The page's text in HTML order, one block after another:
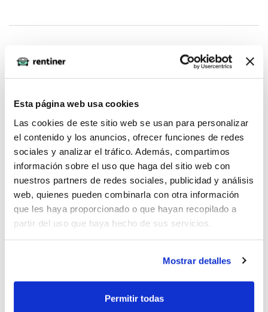
Esta página web usa cookies
Las cookies de este sitio web se usan para personalizar
el contenido y los anuncios, ofrecer funciones de redes
sociales y analizar el tráfico. Además, compartimos
información sobre el uso que haga del sitio web con
nuestros partners de redes sociales, publicidad y análisis
web, quienes pueden combinarla con otra información
que les haya proporcionado o que hayan recopilado a
partir del uso que haya hecho de sus servicios.
Mostrar detalles
Permitir todas
PPsQukTM (2026-05-04)
Información seguro (2026-02-04)
Falta un detalle y es que se especifique el seguro a todo
riesgo si es con franquicia o sin franquicia
Rousi (2026-01-27)